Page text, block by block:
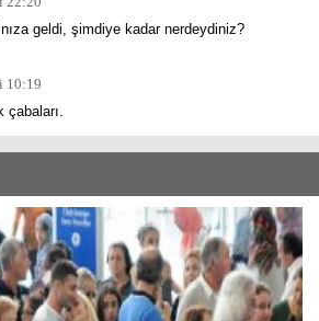
geldi, şimdiye kadar nerdeydiniz?
10:19